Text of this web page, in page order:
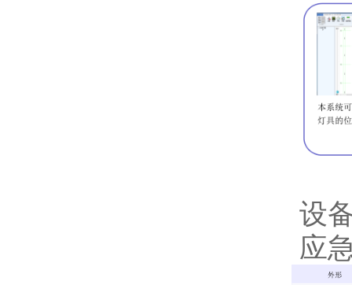
设
应